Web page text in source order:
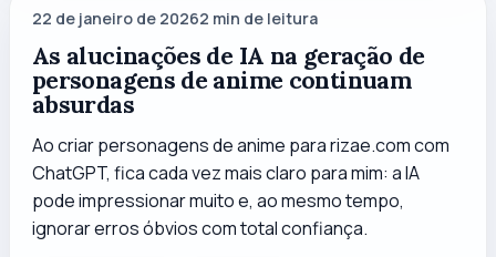
22 de janeiro de 20262 min de leitura
As alucinações de IA na geração de
personagens de anime continuam
absurdas
Ao criar personagens de anime para rizae.com com
ChatGPT, fica cada vez mais claro para mim: a IA
pode impressionar muito e, ao mesmo tempo,
ignorar erros óbvios com total confiança.